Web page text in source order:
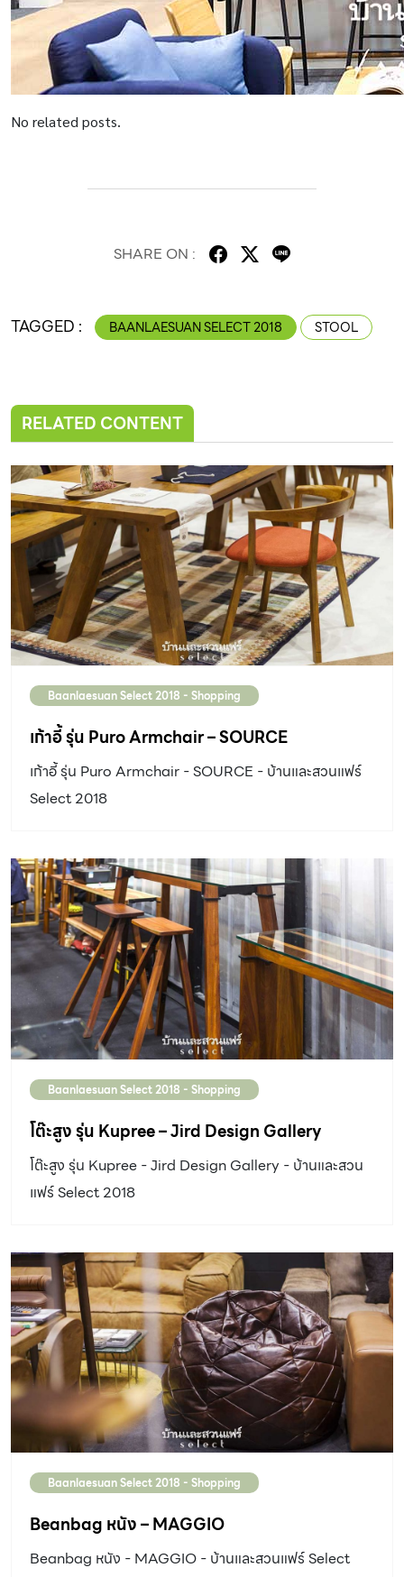
No related posts.
SHARE ON :
TAGGED : BAANLAESUAN SELECT 2018 STOOL
RELATED CONTENT
Baanlaesuan Select 2018 - Shopping
เก้าอี้ รุ่น Puro Armchair – SOURCE
เก้าอี้ รุ่น Puro Armchair - SOURCE - บ้านและสวนแฟร์
Select 2018
Baanlaesuan Select 2018 - Shopping
โต๊ะสูง รุ่น Kupree – Jird Design Gallery
โต๊ะสูง รุ่น Kupree - Jird Design Gallery - บ้านและสวน
แฟร์ Select 2018
Baanlaesuan Select 2018 - Shopping
Beanbag หนัง – MAGGIO
Beanbag หนัง - MAGGIO - บ้านและสวนแฟร์ Select